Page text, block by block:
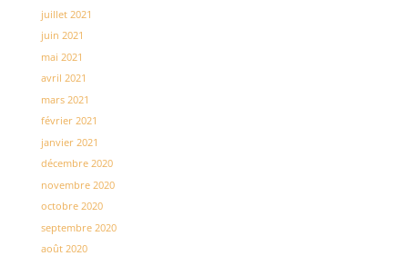
juillet 2021
juin 2021
mai 2021
avril 2021
mars 2021
février 2021
janvier 2021
décembre 2020
novembre 2020
octobre 2020
septembre 2020
août 2020